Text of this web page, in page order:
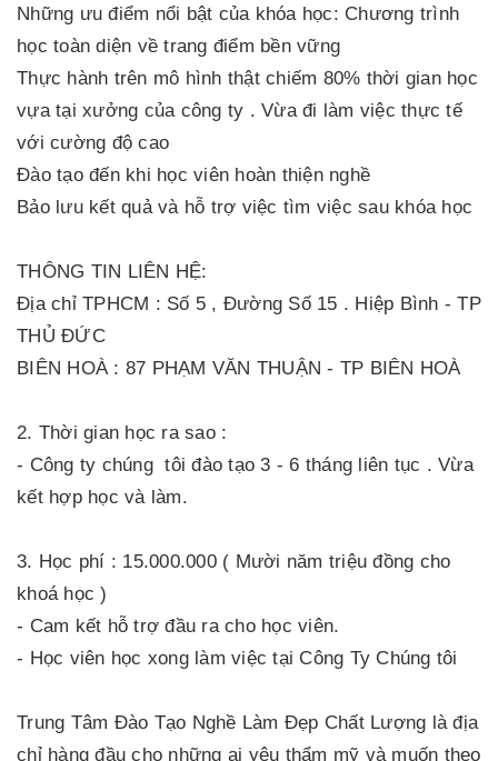
Những ưu điểm nổi bật của khóa học: Chương trình
học toàn diện về trang điểm bền vững
Thực hành trên mô hình thật chiếm 80% thời gian học
vựa tại xưởng của công ty . Vừa đi làm việc thực tế
với cường độ cao
Đào tạo đến khi học viên hoàn thiện nghề
Bảo lưu kết quả và hỗ trợ việc tìm việc sau khóa học
THÔNG TIN LIÊN HỆ:
Địa chỉ TPHCM : Số 5 , Đường Số 15 . Hiệp Bình - TP
THỦ ĐỨC
BIÊN HOÀ : 87 PHẠM VĂN THUẬN - TP BIÊN HOÀ
2. Thời gian học ra sao :
- Công ty chúng tôi đào tạo 3 - 6 tháng liên tục . Vừa
kết hợp học và làm.
3. Học phí : 15.000.000 ( Mười năm triệu đồng cho
khoá học )
- Cam kết hỗ trợ đầu ra cho học viên.
- Học viên học xong làm việc tại Công Ty Chúng tôi
Trung Tâm Đào Tạo Nghề Làm Đẹp Chất Lượng là địa
chỉ hàng đầu cho những ai yêu thẩm mỹ và muốn theo